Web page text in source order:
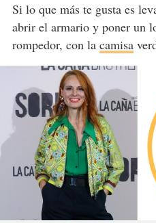
Si lo que más te gusta es
abrir el armario y poner un
rompedor, con la camisa